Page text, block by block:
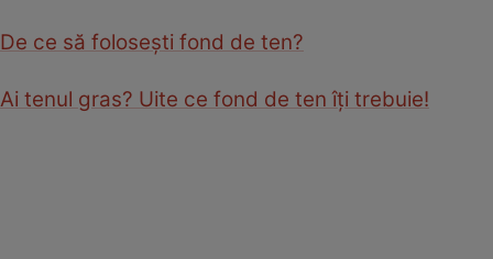
De ce să foloseşti fond de ten?
Ai tenul gras? Uite ce fond de ten îţi trebuie!